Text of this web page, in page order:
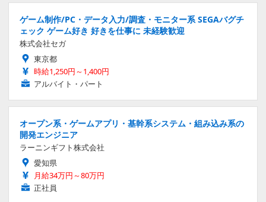
ゲーム制作/PC・データ入力/調査・モニター系 SEGAバグチ
ェック ゲーム好き 好きを仕事に 未経験歓迎
株式会社セガ
東京都
時給1,250円～1,400円
アルバイト・パート
オープン系・ゲームアプリ・基幹系システム・組み込み系の
開発エンジニア
ラーニンギフト株式会社
愛知県
月給34万円～80万円
正社員